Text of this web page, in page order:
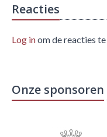
Reacties
Log inom de reacties
Onze sponsoren